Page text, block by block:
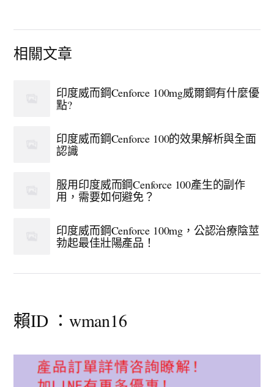
相關文章
印度威而鋼Cenforce 100mg威爾鋼有什麼優
點?
印度威而鋼Cenforce 100的效果解析與全面
認識
服用印度威而鋼Cenforce 100產生的副作
用，需要如何避免？
印度威而鋼Cenforce 100mg，公認治療陰莖
勃起最佳壯陽產品！
賴ID ：wman16